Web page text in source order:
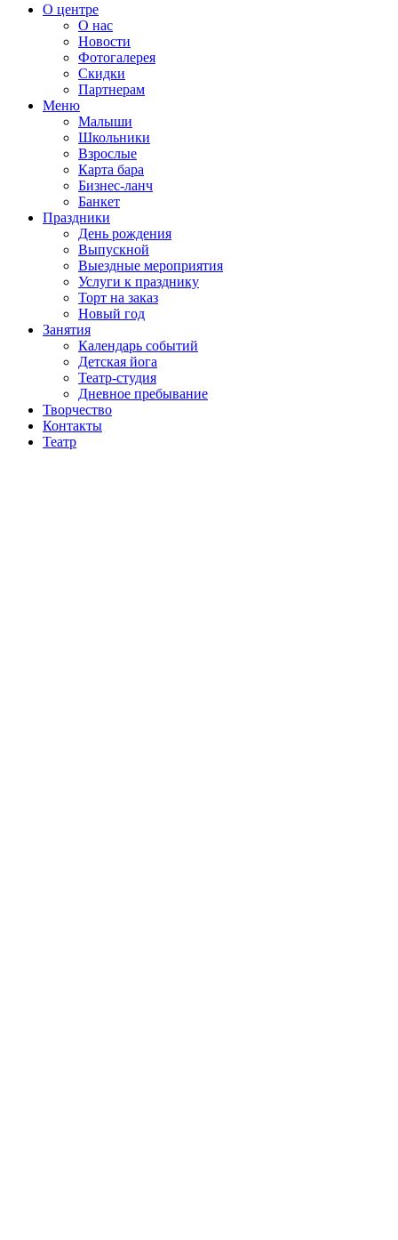
О центре
О нас
Новости
Фотогалерея
Скидки
Партнерам
Меню
Малыши
Школьники
Взрослые
Карта бара
Бизнес-ланч
Банкет
Праздники
День рождения
Выпускной
Выездные мероприятия
Услуги к празднику
Торт на заказ
Новый год
Занятия
Календарь событий
Детская йога
Театр-студия
Дневное пребывание
Творчество
Контакты
Театр